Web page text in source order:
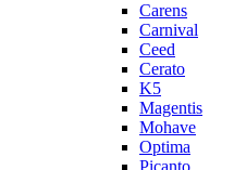
Carens
Carnival
Ceed
Cerato
K5
Magentis
Mohave
Optima
Picanto